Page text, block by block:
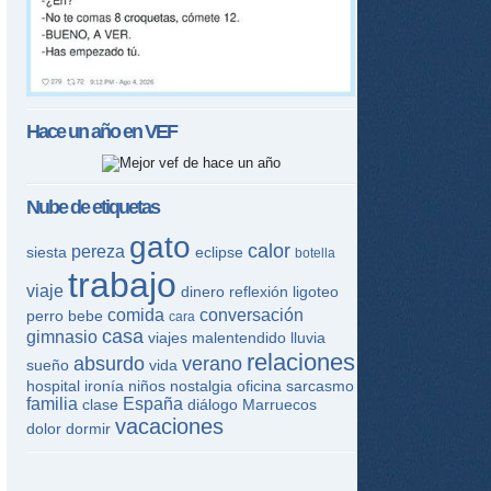
Hace un año enVEF
Nube de etiquetas
siesta pereza gato eclipse calor botella
viaje trabajo dinero reflexión ligoteo
perro bebe comida cara conversación
gimnasio casa viajes malentendido lluvia
sueño absurdo vida verano relaciones
hospital ironía niños nostalgia oficina sarcasmo
familia clase España diálogo Marruecos
dolor dormir vacaciones